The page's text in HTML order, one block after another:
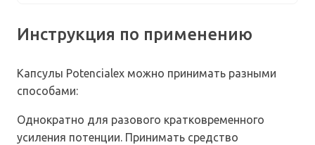
Инструкция по применению
Капсулы Potencialex можно принимать разными
способами:
Однократно для разового кратковременного
усиления потенции. Принимать средство